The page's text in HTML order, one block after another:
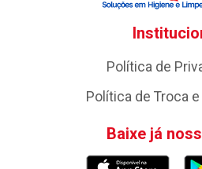
Política de
Política de Troca
Baixe já